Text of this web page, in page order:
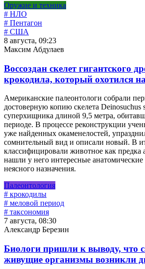
Оружие и техника
# НЛО
# Пентагон
# США
8 августа, 09:23
Максим Абдулаев
Воссоздан скелет гигантского
крокодила, который охотился
Американские палеонтологи собрали
достоверную копию скелета
суперхищника длиной 9,5 метра,
периоде. В процессе реконструкции
уже найденных окаменелостей,
сомнительный вид и описали новый. В
классифицировали животное как предка
нашли у него интересные анатомические
неясного назначения.
Палеонтология
# крокодилы
# меловой период
# таксономия
7 августа, 08:30
Александр Березин
Биологи пришли к выводу, что
живущие организмы возникли